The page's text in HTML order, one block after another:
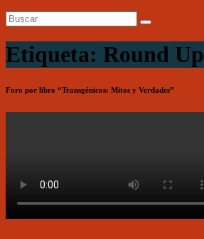
Etiqueta: Round Up
Foro por libro “Transgénicos: Mitos y Verdades”